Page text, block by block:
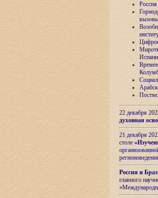
22 декабря
духовная
21 декабря
столе
Россия и
главного